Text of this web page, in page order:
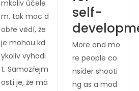
mkoliv účele
m, tak moc d
obře vědí, že
je mohou kd
ykoliv vyhodi
t. Samozřejm
ostí je, že má
self-
More and mo
re people co
nsider shooti
ng as a mod